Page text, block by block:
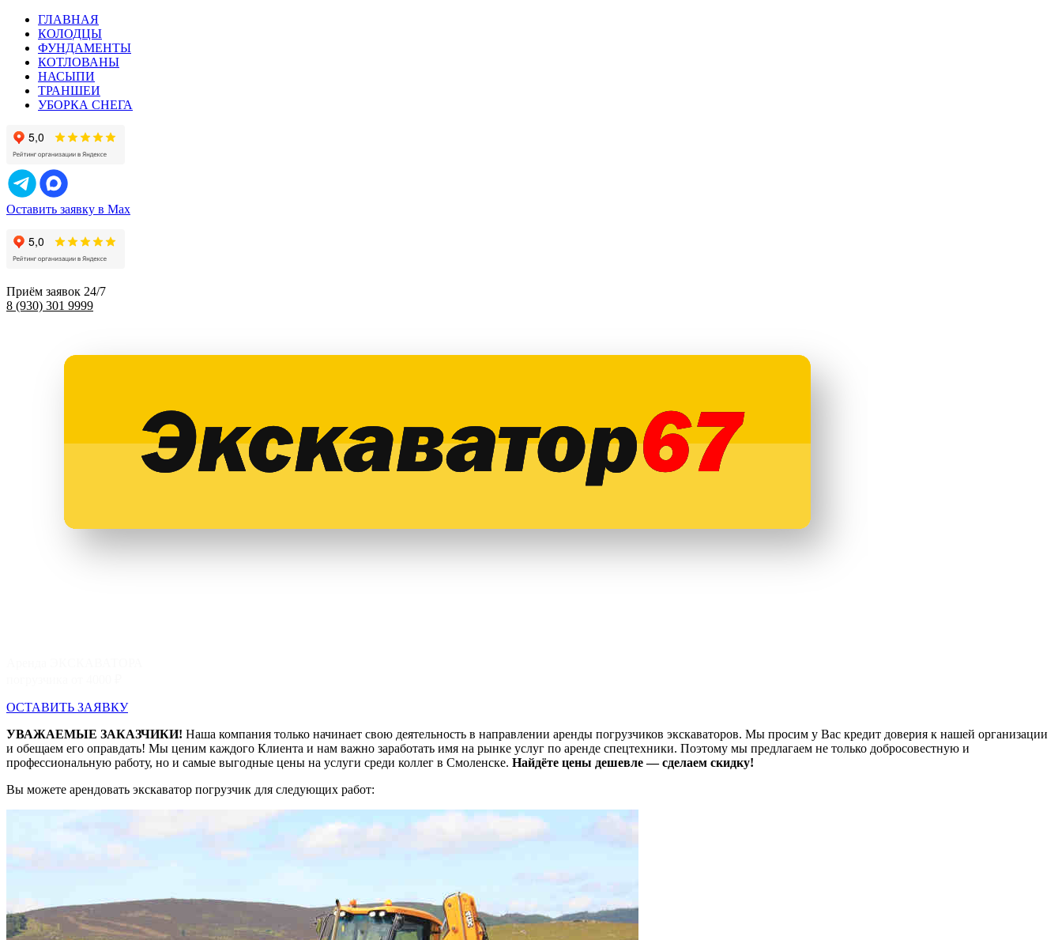
ГЛАВНАЯ
КОЛОДЦЫ
ФУНДАМЕНТЫ
КОТЛОВАНЫ
НАСЫПИ
ТРАНШЕИ
УБОРКА СНЕГА
Оставить заявку в Max
Приём заявок 24/7
8 (930) 301 9999
ОСТАВИТЬ ЗАЯВКУ
УВАЖАЕМЫЕ ЗАКАЗЧИКИ! Наша компания только начинает свою деятельность в направлении аренды погрузчиков экскаваторов. Мы просим у Вас кредит доверия к нашей организации
и обещаем его оправдать! Мы ценим каждого Клиента и нам важно заработать имя на рынке услуг по аренде спецтехники. Поэтому мы предлагаем не только добросовестную и
профессиональную работу, но и самые выгодные цены на услуги среди коллег в Смоленске. Найдёте цены дешевле — сделаем скидку!
Вы можете арендовать экскаватор погрузчик для следующих работ: